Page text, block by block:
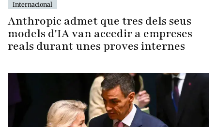
Internacional
Anthropic admet que tres dels seus
models d'IA van accedir a empreses
reals durant unes proves internes